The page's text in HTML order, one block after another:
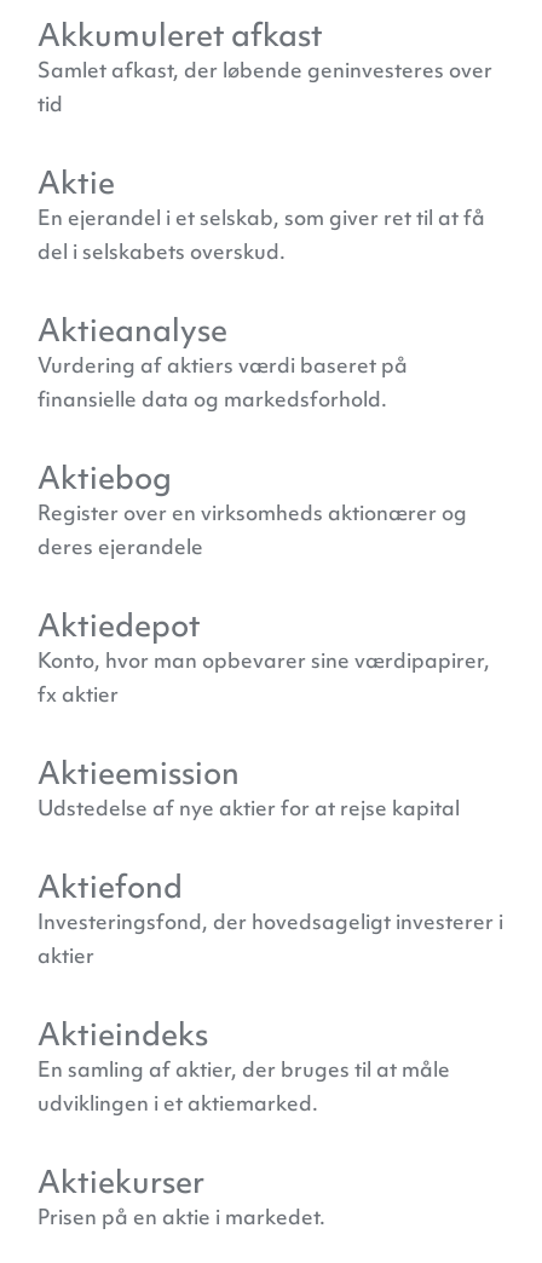
Akkumuleret afkast
Samlet afkast, der løbende geninvesteres over
tid
Aktie
En ejerandel i et selskab, som giver ret til at få
del i selskabets overskud.
Aktieanalyse
Vurdering af aktiers værdi baseret på
finansielle data og markedsforhold.
Aktiebog
Register over en virksomheds aktionærer og
deres ejerandele
Aktiedepot
Konto, hvor man opbevarer sine værdipapirer,
fx aktier
Aktieemission
Udstedelse af nye aktier for at rejse kapital
Aktiefond
Investeringsfond, der hovedsageligt investerer i
aktier
Aktieindeks
En samling af aktier, der bruges til at måle
udviklingen i et aktiemarked.
Aktiekurser
Prisen på en aktie i markedet.